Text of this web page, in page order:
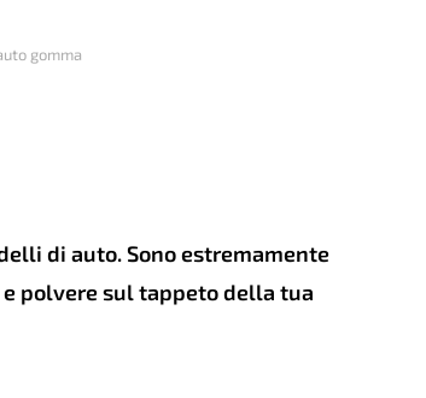
gomma
di auto. Sono estremamente
polvere sul tappeto della tua